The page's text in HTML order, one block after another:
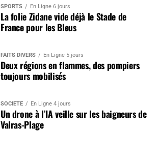
SPORTS En Ligne 6 jours
La folie Zidane vide déjà le Stade de
France pour les Bleus
FAITS DIVERS En Ligne 5 jours
Deux régions en flammes, des pompiers
toujours mobilisés
SOCIÉTÉ En Ligne 4 jours
Un drone à l’IA veille sur les baigneurs de
Valras-Plage